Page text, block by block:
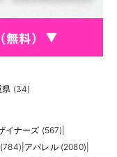
県 (34)
イナーズ (567)
アパレル (2080)